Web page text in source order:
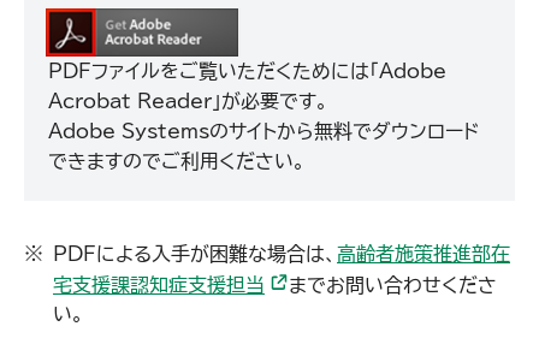
PDFファイルをご覧いただくためには「Adobe
Acrobat Reader」が必要です。
Adobe Systemsのサイトから無料でダウンロード
できますのでご利用ください。
PDFによる入手が困難な場合は、 高齢者施策推進部在
宅支援課認知症支援担当
までお問い合わせくださ
い。